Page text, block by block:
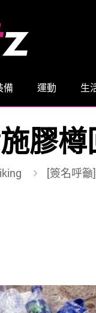
備 運動 生
膠
[簽名呼